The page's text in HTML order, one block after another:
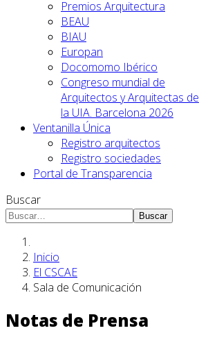
Premios Arquitectura
BEAU
BIAU
Europan
Docomomo Ibérico
Congreso mundial de
Arquitectos y Arquitectas de
la UIA. Barcelona 2026
Ventanilla Única
Registro arquitectos
Registro sociedades
Portal de Transparencia
Buscar
Buscar
Inicio
El CSCAE
Sala de Comunicación
Notas de Prensa